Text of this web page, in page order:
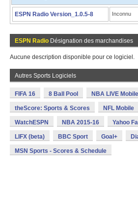
ESPN Radio Version_1.0.5-8 Inconnu
ESPN Radio Désignation des marchandises
Aucune description disponible pour ce logiciel.
Autres Sports Logiciels
FIFA 16 8 Ball Pool NBA LIVE Mobile
theScore: Sports & Scores NFL Mobile
WatchESPN NBA 2015-16 Yahoo
LIFX (beta) BBC Sport Goal+
MSN Sports - Scores & Schedule